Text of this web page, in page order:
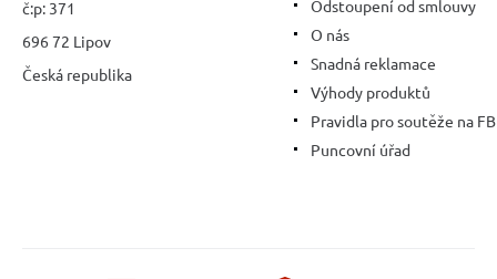
č:p: 371
696 72 Lipov
Česká republika
Odstoupení od smlouvy
O nás
Snadná reklamace
Výhody produktů
Pravidla pro soutěže na FB
Puncovní úřad